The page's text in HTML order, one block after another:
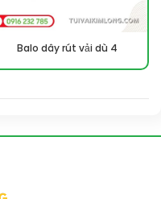
Balo dây rút vải dù 4